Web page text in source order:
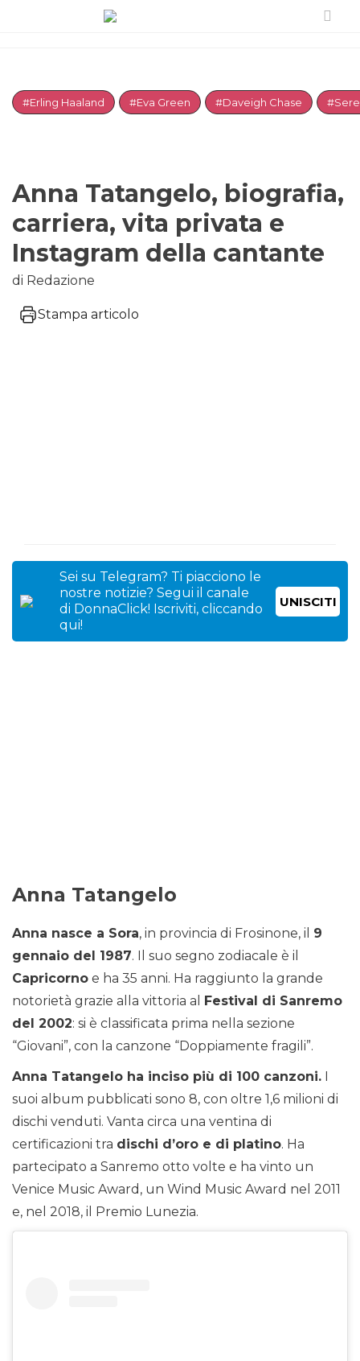
#Erling Haaland #Eva Green #Daveigh Chase
Anna Tatangelo, biografia,
carriera, vita privata e
Instagram della cantante
di Redazione
Stampa articolo
Sei su Telegram? Ti piacciono le
nostre notizie? Segui il canale
di DonnaClick! Iscriviti, cliccando
qui!
UNISCITI
Anna Tatangelo
Anna nasce a Sora, in provincia di Frosinone, il 9
gennaio del 1987. Il suo segno zodiacale è il
Capricorno e ha 35 anni. Ha raggiunto la grande
notorietà grazie alla vittoria al Festival di Sanremo
del 2002: si è classificata prima nella sezione
“Giovani”, con la canzone “Doppiamente fragili”.
Anna Tatangelo ha inciso più di 100 canzoni. I
suoi album pubblicati sono 8, con oltre 1,6 milioni di
dischi venduti. Vanta circa una ventina di
certificazioni tra dischi d’oro e di platino. Ha
partecipato a Sanremo otto volte e ha vinto un
Venice Music Award, un Wind Music Award nel 2011
e, nel 2018, il Premio Lunezia.